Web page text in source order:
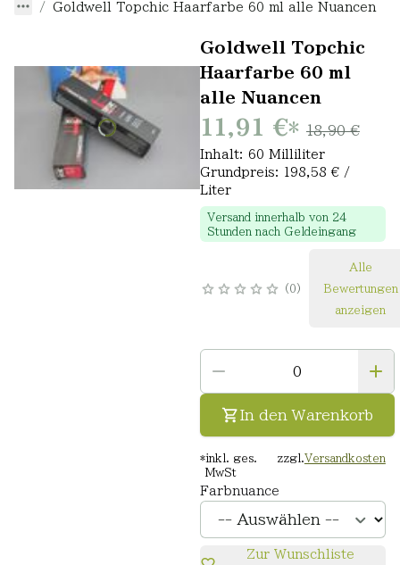
Goldwell Topchic Haarfarbe 60 ml alle Nuancen
Goldwell Topchic
Haarfarbe 60 ml
alle Nuancen
11,91 €* 18,90 €
Inhalt: 60 Milliliter
Grundpreis: 198,58 € /
Liter
Versand innerhalb von 24
Stunden nach Geldeingang
0
Alle
Bewertungen
anzeigen
In den Warenkorb
*inkl. ges.
MwSt
zzgl. Versandkosten
Farbnuance
Zur Wunschliste